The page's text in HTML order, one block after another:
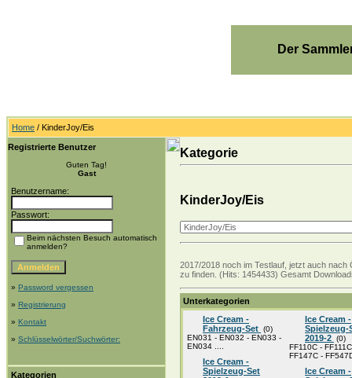
Der
Home / KinderJoy/Eis
Registrierte Benutzer
Guten Tag!
Gast
Benutzername:
Passwort:
Beim nächsten Besuch automatisch
anmelden?
» Password vergessen
» Registrierung
» Kontakt
» Schlüsselwörter/Suchwörter:
Kategorien
Kategorie
KinderJoy/Eis
2017/2018 noch im Testlauf, jetzt auch
zu finden. (Hits: 1454433) Gesamt
Unterkategorien
Ice Cream -
Fahrzeug-Set (0)
EN031 - EN032 - EN033 -
EN034 ....
Ice Cream -
Spielzeug-Set
Ice Cream -
Spielzeug-
2019-2 (0)
FF110C -
FF147C -
Ice Cream -